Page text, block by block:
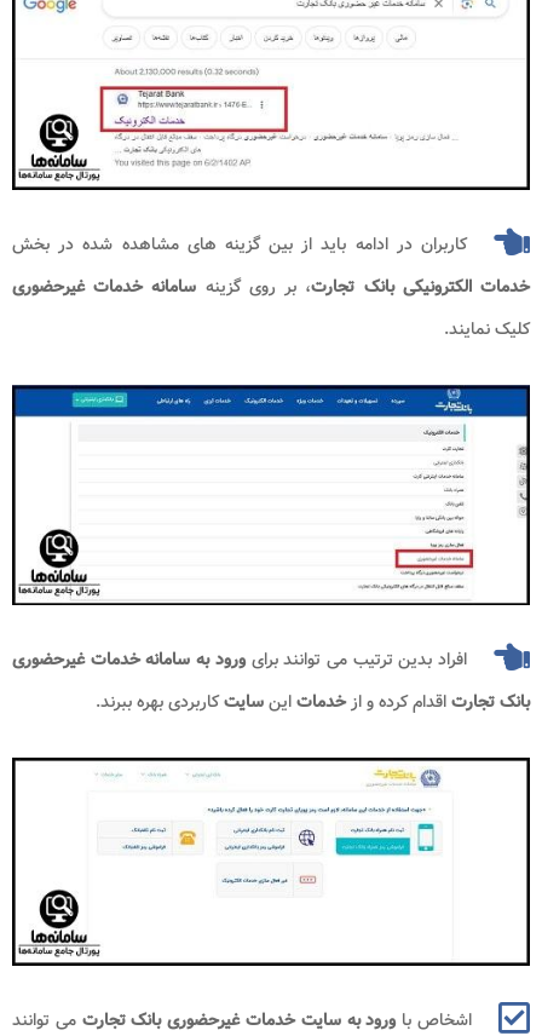
کاربران در ادامه باید از بین گزینه های مشاهده شده در بخش
خدمات الکترونیکی بانک تجارت، بر روی گزینه سامانه خدمات غیرحضوری
کلیک نمایند.
افراد بدین ترتیب می توانند برایورود به سامانه خدمات غیرحضوری
بانک تجارتاقدام کرده و ازخدماتاینسایتکاربردی بهره ببرند.
اشخاص با ورود به سایت خدمات غیرحضوری بانک تجارت می توانند